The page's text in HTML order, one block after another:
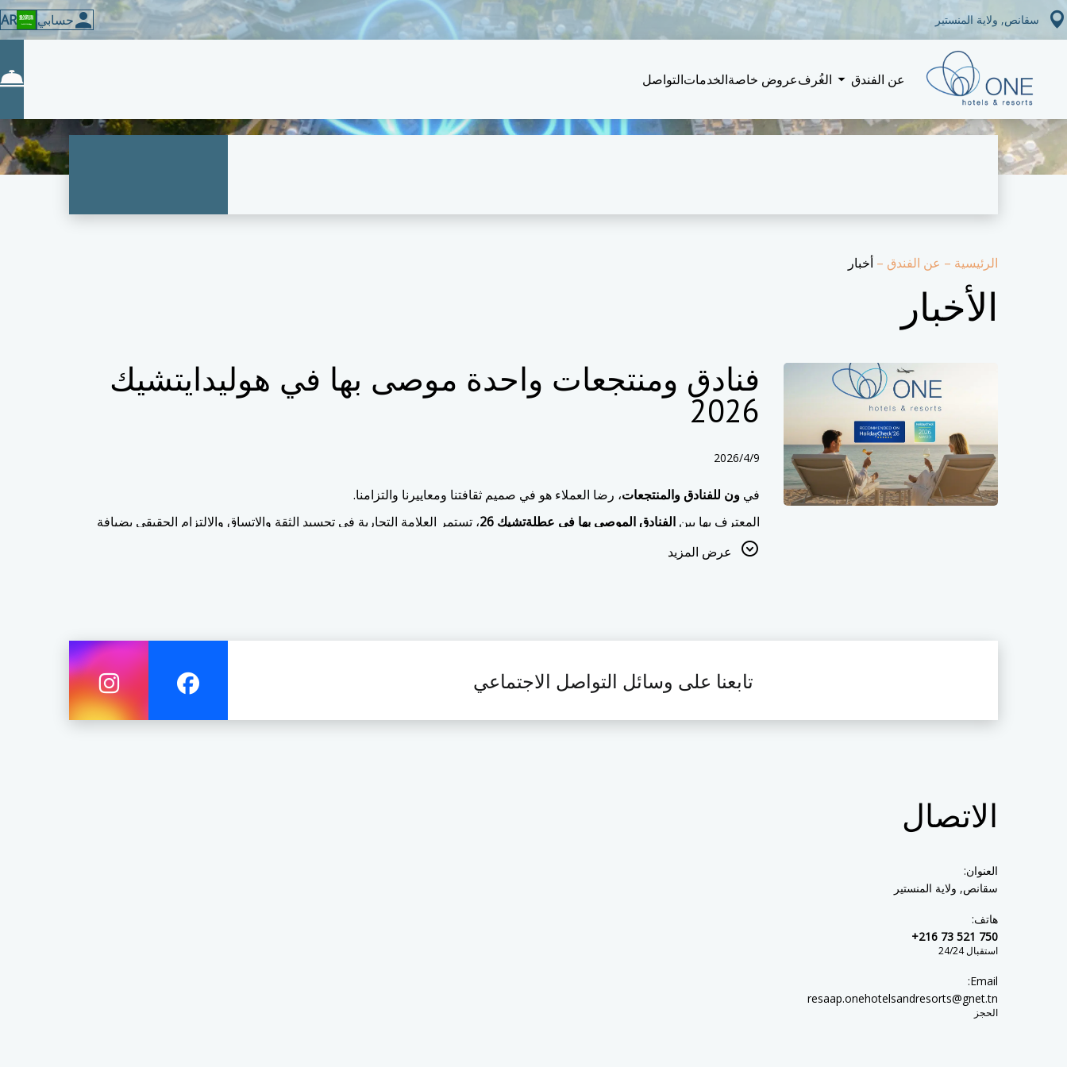
سقانص, ولاية المنستير حسابي AR
عن الفندق الغُرفعروض خاصةالخدماتالتواصل
الرئيسية – عن الفندق – أخبار
الأخبار
فنادق ومنتجعات واحدة موصى بها في هوليدايتشيك
2026
2026/4/9
في ون للفنادق والمنتجعات، رضا العملاء هو في صميم ثقافتنا ومعاييرنا والتزامنا.
المعترف بها بين الفنادق الموصى بها في عطلةتشيك 26
، تستمر العلامة التجارية في تجسيد الثقة والاتساق والالتزام الحقيقي بضيافة
عالية الجودة.
إنشاء إقامة لا تنسى وذكريات ثمينة لكل ضيف.
عرض المزيد
تابعنا على وسائل التواصل الاجتماعي
الاتصال
العنوان:
سقانص, ولاية المنستير
هاتف:
+216 73 521 750
استقبال 24/24
Email:
resaap.onehotelsandresorts@gnet.tn
الحجز